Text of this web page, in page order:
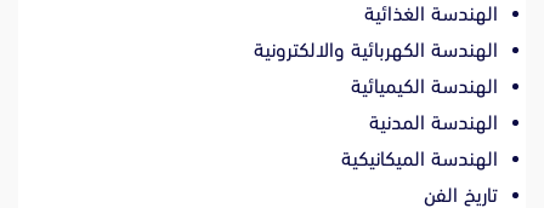
الهندسة الغذائية
الهندسة الكهربائية والالكترونية
الهندسة الكيميائية
الهندسة المدنية
الهندسة الميكانيكية
تاريخ الفن